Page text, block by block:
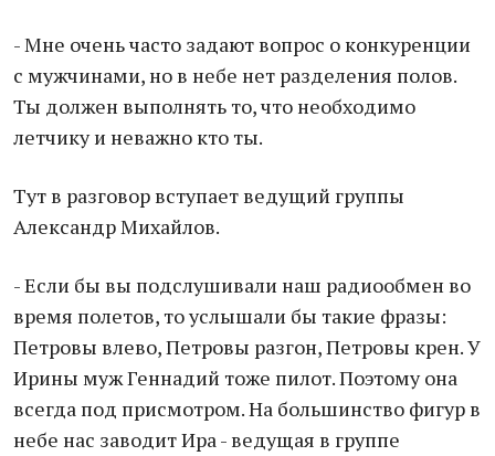
- Мне очень часто задают вопрос о конкуренции
с мужчинами, но в небе нет разделения полов.
Ты должен выполнять то, что необходимо
летчику и неважно кто ты.
Тут в разговор вступает ведущий группы
Александр Михайлов.
- Если бы вы подслушивали наш радиообмен во
время полетов, то услышали бы такие фразы:
Петровы влево, Петровы разгон, Петровы крен. У
Ирины муж Геннадий тоже пилот. Поэтому она
всегда под присмотром. На большинство фигур в
небе нас заводит Ира - ведущая в группе